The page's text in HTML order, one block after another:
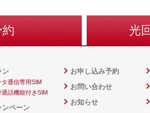
光
ン
タ通信専用SIM
通話機能付きSIM
ンペーン
お申し込み予約
お問い合わせ
お知らせ